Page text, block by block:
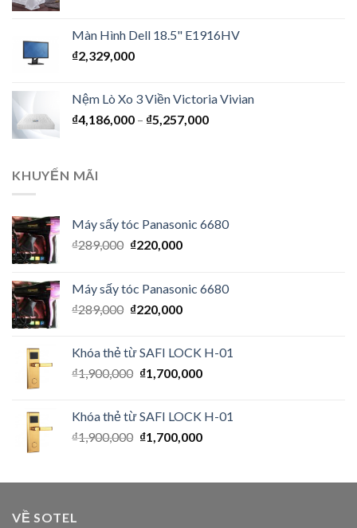
Màn Hình Dell 18.5" E1916HV
₫2,329,000
Nệm Lò Xo 3 Viền Victoria Vivian
₫4,186,000 – ₫5,257,000
KHUYẾN MÃI
Máy sấy tóc Panasonic 6680
₫289,000 ₫220,000
Máy sấy tóc Panasonic 6680
₫289,000 ₫220,000
Khóa thẻ từ SAFI LOCK H-01
₫1,900,000 ₫1,700,000
Khóa thẻ từ SAFI LOCK H-01
₫1,900,000 ₫1,700,000
VỀ SOTEL